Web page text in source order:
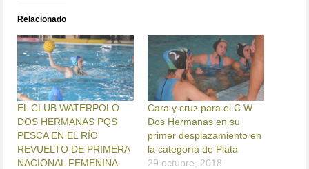
Relacionado
EL CLUB WATERPOLO
DOS HERMANAS PQS
PESCA EN EL RÍO
REVUELTO DE PRIMERA
NACIONAL FEMENINA
Cara y cruz para el C.W.
Dos Hermanas en su
primer desplazamiento en
la categoría de Plata
29 octubre, 2018